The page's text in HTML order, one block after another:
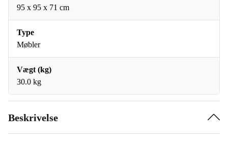
95 x 95 x 71 cm
Type
Møbler
Vægt (kg)
30.0 kg
Beskrivelse